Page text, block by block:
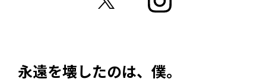
永遠を壊したのは、僕。